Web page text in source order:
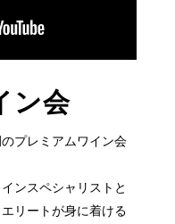
ン会
プレミアムワイン会
ンスペシャリストと
リートが身に着ける